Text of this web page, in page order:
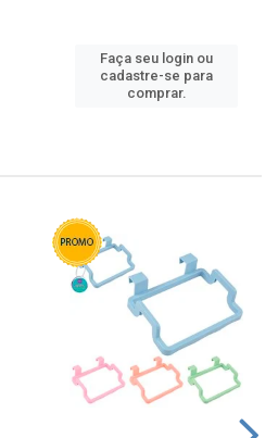
Faça seu login ou
cadastre-se para
comprar.